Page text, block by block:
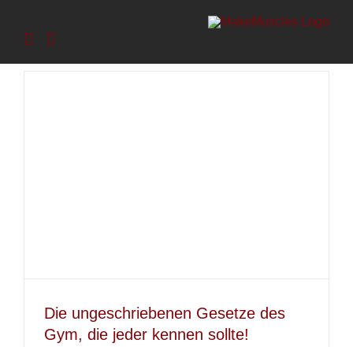
springen
Die ungeschriebenen Gesetze des
Gym, die jeder kennen sollte!